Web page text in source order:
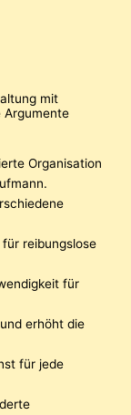
mit
Argumente
Organisation
reibungslose
für
erhöht die
für jede